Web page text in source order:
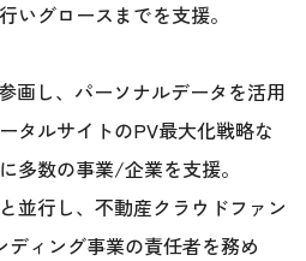
いグロースまでを支援。
画し、パーソナルデータを活用
タルサイトのPV最大化戦略な
多数の事業/企業を支援。
並行し、不動産クラウドファン
ィング事業の責任者を務め